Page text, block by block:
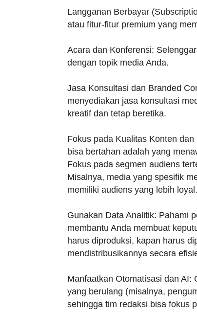
Langganan Berbayar
atau fitur-fitur premium yang
Acara dan Konferensi:
dengan topik media Anda.
Jasa Konsultasi dan Branded
menyediakan jasa konsultasi
kreatif dan tetap beretika.
Fokus pada Kualitas Konten
bisa bertahan adalah yang
Fokus pada segmen audiens
Misalnya, media yang spesifik
memiliki audiens yang lebih loyal.
Gunakan Data Analitik: Pahami
membantu Anda membuat
harus diproduksi, kapan harus
mendistribusikannya secara
Manfaatkan Otomatisasi dan AI:
yang berulang (misalnya,
sehingga tim redaksi bisa fokus